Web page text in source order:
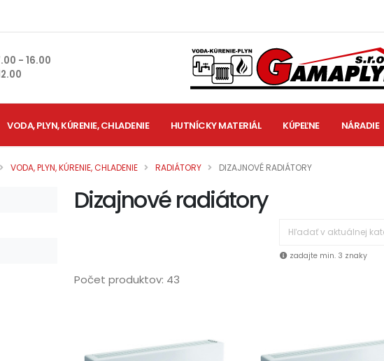
- 16.00
VODA, PLYN, KÚRENIE, CHLADENIE HUTNÍCKY MATERIÁL KÚPEĽNE NÁRADIE
VODA, PLYN, KÚRENIE, CHLADENIE RADIÁTORY DIZAJNOVÉ RADIÁTORY
Dizajnové radiátory
zadajte min. 3 znaky
Počet produktov: 43